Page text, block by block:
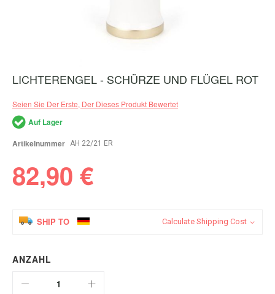
Zum
Anfang
Bildergalerie
springen
LICHTERENGEL - SCHÜRZE UND FLÜGEL ROT
Seien Sie Der Erste, Der Dieses Produkt Bewertet
Auf Lager
Artikelnummer
AH 22/21 ER
82,90 €
SHIP TO Calculate Shipping Cost
ANZAHL